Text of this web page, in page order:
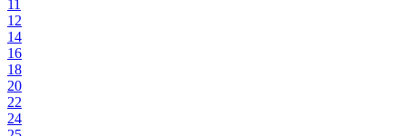
11
12
14
16
18
20
22
24